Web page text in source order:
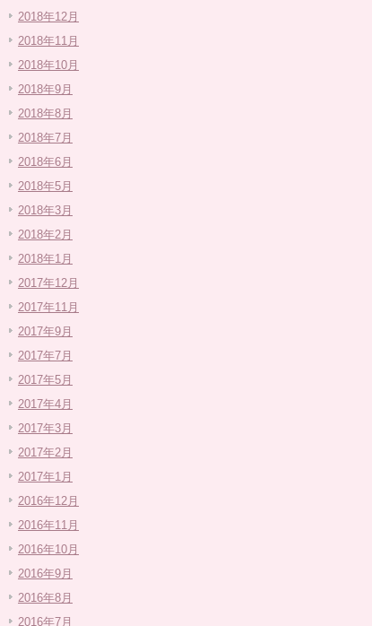
2018年12月
2018年11月
2018年10月
2018年9月
2018年8月
2018年7月
2018年6月
2018年5月
2018年3月
2018年2月
2018年1月
2017年12月
2017年11月
2017年9月
2017年7月
2017年5月
2017年4月
2017年3月
2017年2月
2017年1月
2016年12月
2016年11月
2016年10月
2016年9月
2016年8月
2016年7月